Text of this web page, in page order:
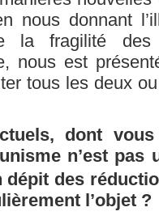
nous donnant
la fragilité des
nous est
tous les deux
dont
n’est pas
dépit des
l’objet ?